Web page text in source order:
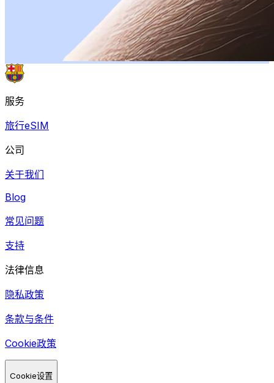
服务
旅行eSIM
公司
关于我们
Blog
常见问题
支持
法律信息
隐私政策
条款与条件
Cookie政策
Cookie设置